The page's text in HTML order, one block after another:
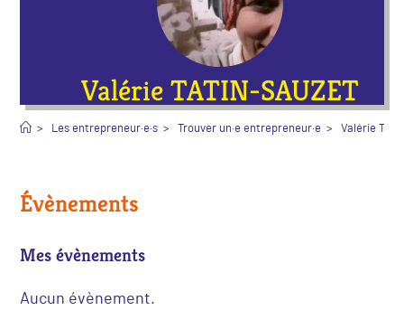
Valérie TATIN-SAUZET
> Les entrepreneur·e·s > Trouver un·e entrepreneur·e > Valérie
Évènements
Mes évènements
Aucun évènement.